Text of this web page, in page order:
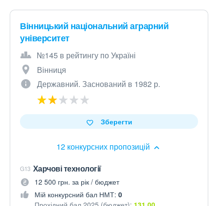
Вінницький національний аграрний
університет
№145 в рейтингу по Україні
Вінниця
Державний. Заснований в 1982 р.
12 конкурсних пропозицій
Зберегти
G13 Харчові технології
12 500 грн. за рік / бюджет
Мій конкурсний бал НМТ: 0